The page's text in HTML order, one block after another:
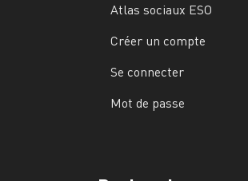
Atlas sociaux ESO
Créer un compte
Se connecter
Mot de passe